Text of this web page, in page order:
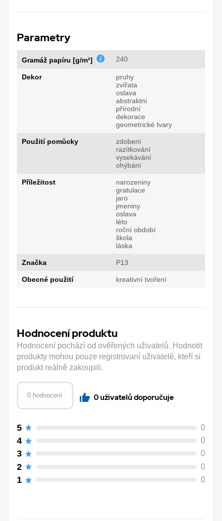
Parametry
Gramáž papíru [g/m²] 240
Dekor
pruhy
zvířata
oslava
abstraktní
přírodní
dekorace
geometrické tvary
Použití pomůcky
zdobení
razítkování
vysekávání
ohýbání
Příležitost
narozeniny
gratulace
jaro
jmeniny
oslava
léto
roční období
škola
láska
Značka P13
Obecné použití kreativní tvoření
Hodnocení produktu
Hodnocení pochází od ověřených uživatelů. Hodnotit
produkty mohou pouze registrovaní uživatelé, kteří si
produkt reálně zakoupili.
0 hodnocení 0 uživatelů doporučuje
5 0
4 0
3 0
2 0
1 0